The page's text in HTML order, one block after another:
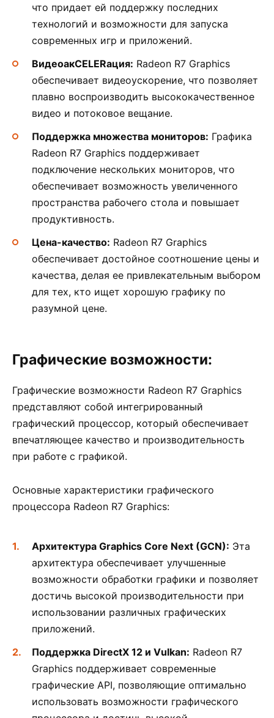
что придает ей поддержку последних
технологий и возможности для запуска
современных игр и приложений.
ВидеоакCELERация: Radeon R7 Graphics
обеспечивает видеоускорение, что позволяет
плавно воспроизводить высококачественное
видео и потоковое вещание.
Поддержка множества мониторов: Графика
Radeon R7 Graphics поддерживает
подключение нескольких мониторов, что
обеспечивает возможность увеличенного
пространства рабочего стола и повышает
продуктивность.
Цена-качество: Radeon R7 Graphics
обеспечивает достойное соотношение цены и
качества, делая ее привлекательным выбором
для тех, кто ищет хорошую графику по
разумной цене.
Графические возможности:
Графические возможности Radeon R7 Graphics
представляют собой интегрированный
графический процессор, который обеспечивает
впечатляющее качество и производительность
при работе с графикой.
Основные характеристики графического
процессора Radeon R7 Graphics:
Архитектура Graphics Core Next (GCN): Эта
архитектура обеспечивает улучшенные
возможности обработки графики и позволяет
достичь высокой производительности при
использовании различных графических
приложений.
Поддержка DirectX 12 и Vulkan: Radeon R7
Graphics поддерживает современные
графические API, позволяющие оптимально
использовать возможности графического